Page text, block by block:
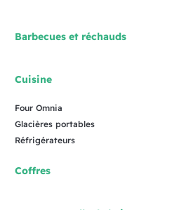
Barbecues et réchauds
Cuisine
Four Omnia
Glacières portables
Réfrigérateurs
Coffres